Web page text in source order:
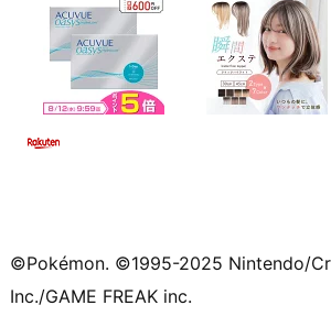
©Pokémon. ©1995-2025 Nintendo/
Inc./GAME FREAK inc.